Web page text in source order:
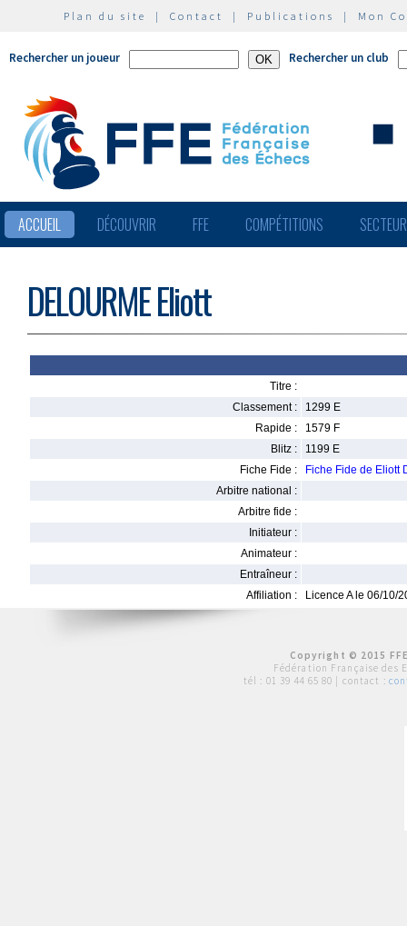
Plan du site | Contact | Publications | Mon
Rechercher un joueur Rechercher un club
ACCUEIL DÉCOUVRIR FFE COMPÉTITIONS
DELOURME Eliott
Titre :
Classement :
1299 E
Rapide :
1579 F
Blitz :
1199 E
Fiche Fide :
Fiche Fide de Eliott
Arbitre national :
Arbitre fide :
Initiateur :
Animateur :
Entraîneur :
Affiliation :
Licence A le 06/10/
Copyright © 2015
Fédération Française des
tél : 01 39 44 65 80 | contact :